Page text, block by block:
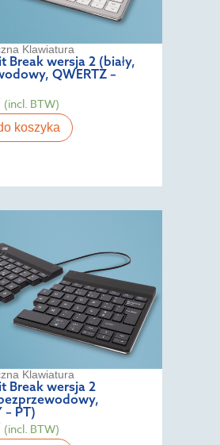
Klawiatura
Break wersja 2 (biały,
QWERTZ –
(incl. BTW)
koszyka
Klawiatura
Break wersja 2
– PT)
(incl. BTW)